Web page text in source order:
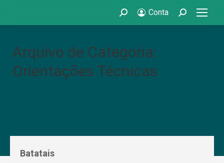
Search: Conta Search:
Arquivo de Categoria:
Orientações Técnicas
Batatais